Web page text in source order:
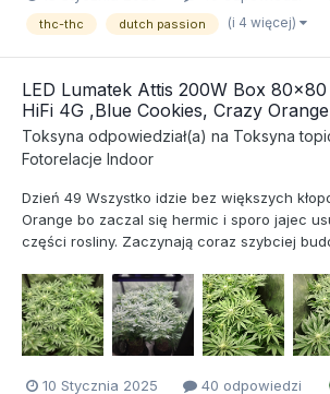
thc-thc dutch passion (i 4 więcej)
LED Lumatek Attis 200W Box
HiFi 4G ,Blue Cookies, Crazy Orange
Toksyna odpowiedział(a) na Toksyna
Fotorelacje Indoor
Dzień 49 Wszystko idzie bez większych
Orange bo zaczal się hermic i sporo jajec
części rosliny. Zaczynają coraz szybciej
10 Stycznia 2025 40 odpowiedzi